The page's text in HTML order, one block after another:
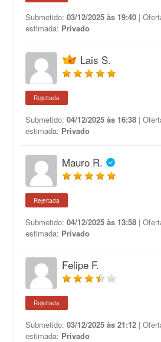
Submetido: 03/12/2025 às 19:40 |
estimada: Privado
Lais S.
Rejeitada
Submetido: 04/12/2025 às 16:38 |
estimada: Privado
Mauro R.
Rejeitada
Submetido: 04/12/2025 às 13:58 |
estimada: Privado
Felipe F.
Rejeitada
Submetido: 03/12/2025 às 21:12 |
estimada: Privado